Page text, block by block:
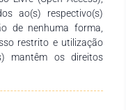
ao(s) respectivo(s)
de nenhuma forma,
restrito e utilização
mantêm os direitos